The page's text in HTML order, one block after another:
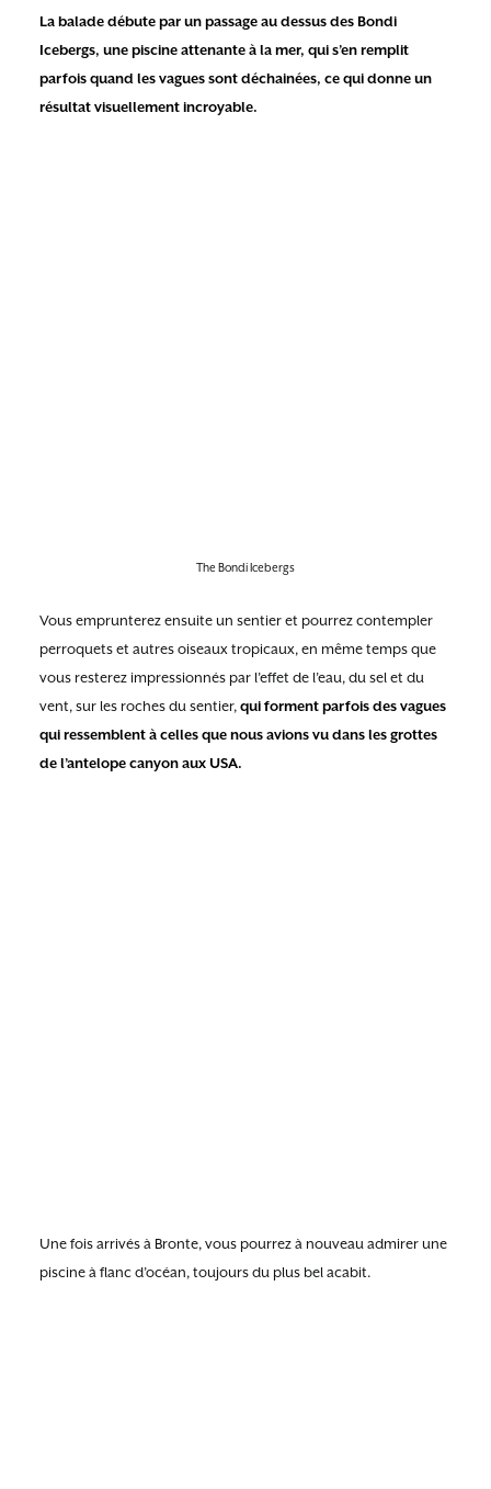
La balade débute par un passage au dessus des Bondi
Icebergs, une piscine attenante à la mer, qui s’en remplit
parfois quand les vagues sont déchainées, ce qui donne un
résultat visuellement incroyable.
The Bondi Icebergs
Vous emprunterez ensuite un sentier et pourrez contempler
perroquets et autres oiseaux tropicaux, en même temps que
vous resterez impressionnés par l’effet de l’eau, du sel et du
vent, sur les roches du sentier, qui forment parfois des vagues
qui ressemblent à celles que nous avions vu dans les grottes
de l’antelope canyon aux USA.
Une fois arrivés à Bronte, vous pourrez à nouveau admirer une
piscine à flanc d’océan, toujours du plus bel acabit.